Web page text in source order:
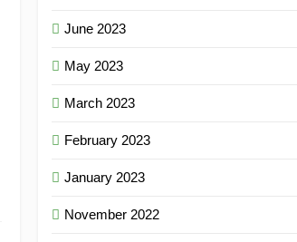
June 2023
May 2023
March 2023
February 2023
January 2023
November 2022